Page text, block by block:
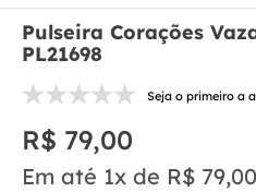
Pulseira Corações
PL21698
Seja o primeiro a
R$ 79,00
Em até 1x de R$ 79,00